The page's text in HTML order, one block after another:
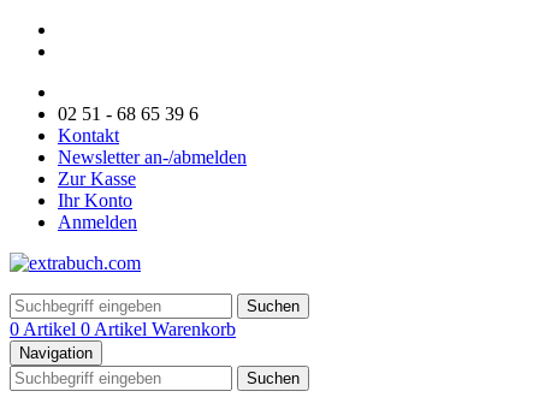
02 51 - 68 65 39 6
Kontakt
Newsletter an-/abmelden
Zur Kasse
Ihr Konto
Anmelden
Suchen
0 Artikel 0 Artikel Warenkorb
Navigation
Suchen